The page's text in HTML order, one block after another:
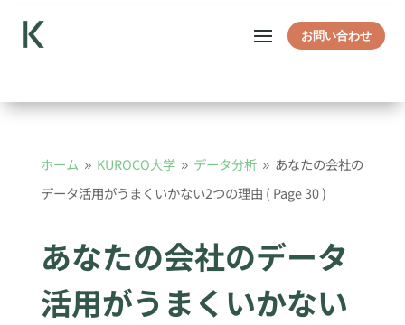
お問い合わせ
ホーム 9 KUROCO大学 9 データ分析 9 あなたの会社の
データ活用がうまくいかない2つの理由 ( Page 30 )
あなたの会社のデータ
活用がうまくいかない